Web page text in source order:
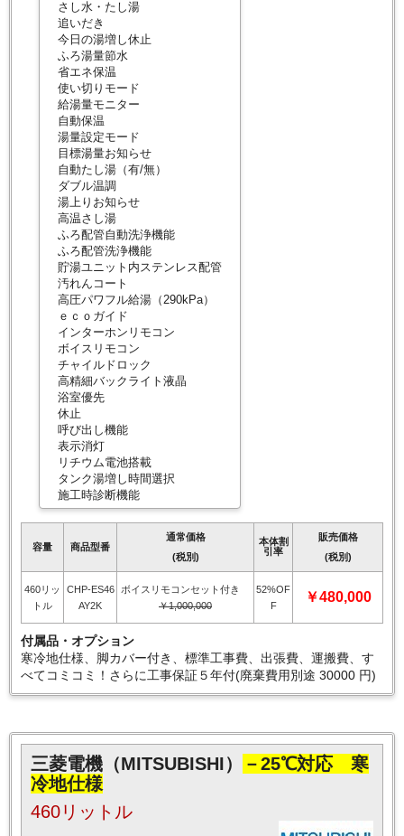
さし水・たし湯
追いだき
今日の湯増し休止
ふろ湯量節水
省エネ保温
使い切りモード
給湯量モニター
自動保温
湯量設定モード
目標湯量お知らせ
自動たし湯（有/無）
ダブル温調
湯上りお知らせ
高温さし湯
ふろ配管自動洗浄機能
ふろ配管洗浄機能
貯湯ユニット内ステンレス配管
汚れんコート
高圧パワフル給湯（290kPa）
ｅｃｏガイド
インターホンリモコン
ボイスリモコン
チャイルドロック
高精細バックライト液晶
浴室優先
休止
呼び出し機能
表示消灯
リチウム電池搭載
タンク湯増し時間選択
施工時診断機能
容量 商品型番
通常価格
(税別)
本体割
引率
販売価格
(税別)
460リッ
トル
CHP-ES46
AY2K
ボイスリモコンセット付き
￥1,000,000
52%OF
F
￥480,000
付属品・オプション
寒冷地仕様、脚カバー付き、標準工事費、出張費、運搬費、す
べてコミコミ！さらに工事保証５年付(廃棄費用別途 30000 円)
三菱電機（MITSUBISHI）
－25℃対応 寒
冷地仕様
460リットル